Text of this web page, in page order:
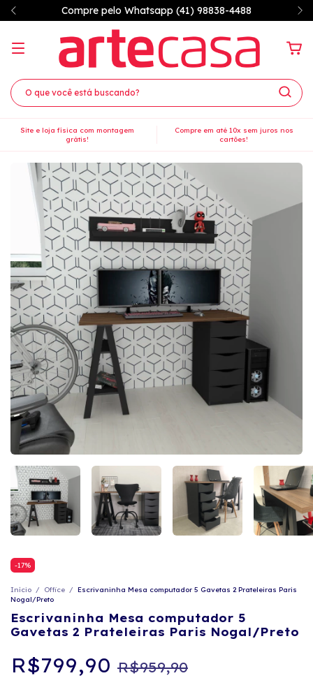
7% OFF à vista no PIX
Site e loja física com montagem
grátis!
Compre em até 10x sem juros nos
cartões!
-17%
Início / Office / Escrivaninha Mesa computador 5 Gavetas 2 Prateleiras Paris
Nogal/Preto
Escrivaninha Mesa computador 5
Gavetas 2 Prateleiras Paris Nogal/Preto
R$799,90 R$959,90